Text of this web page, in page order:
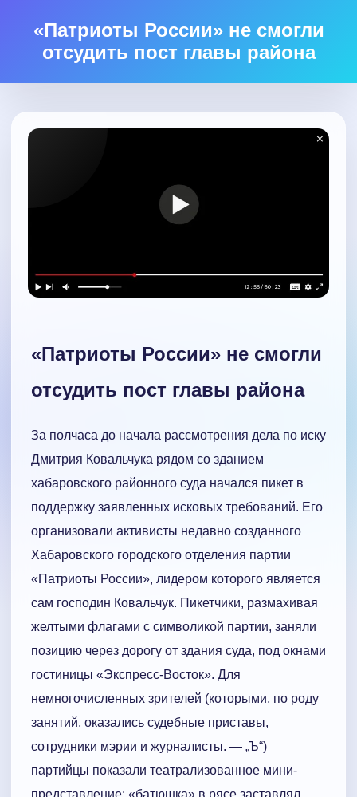
«Патриоты России» не смогли
отсудить пост главы района
«Патриоты России» не смогли
отсудить пост главы района
За полчаса до начала рассмотрения дела по иску
Дмитрия Ковальчука рядом со зданием
хабаровского районного суда начался пикет в
поддержку заявленных исковых требований. Его
организовали активисты недавно созданного
Хабаровского городского отделения партии
«Патриоты России», лидером которого является
сам господин Ковальчук. Пикетчики, размахивая
желтыми флагами с символикой партии, заняли
позицию через дорогу от здания суда, под окнами
гостиницы «Экспресс-Восток». Для
немногочисленных зрителей (которыми, по роду
занятий, оказались судебные приставы,
сотрудники мэрии и журналисты. — „Ъ“)
партийцы показали театрализованное мини-
представление: «батюшка» в рясе заставлял